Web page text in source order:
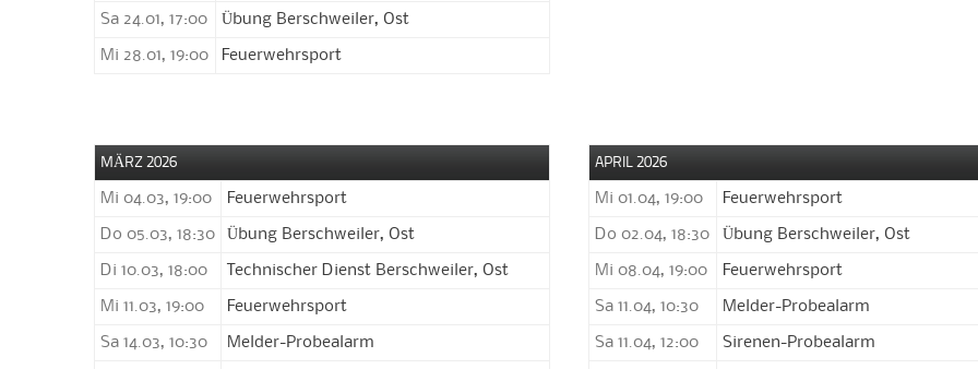
Sa 24.01, 17:00 Übung Berschweiler, Ost
Mi 28.01, 19:00 Feuerwehrsport
MÄRZ 2026
Mi 04.03, 19:00 Feuerwehrsport
Do 05.03, 18:30 Übung Berschweiler, Ost
Di 10.03, 18:00 Technischer Dienst Berschweiler, Ost
Mi 11.03, 19:00 Feuerwehrsport
Sa 14.03, 10:30 Melder-Probealarm
APRIL 2026
Mi 01.04, 19:00 Feuerwehrsport
Do 02.04, 18:30 Übung Berschweiler, Ost
Mi 08.04, 19:00 Feuerwehrsport
Sa 11.04, 10:30 Melder-Probealarm
Sa 11.04, 12:00 Sirenen-Probealarm